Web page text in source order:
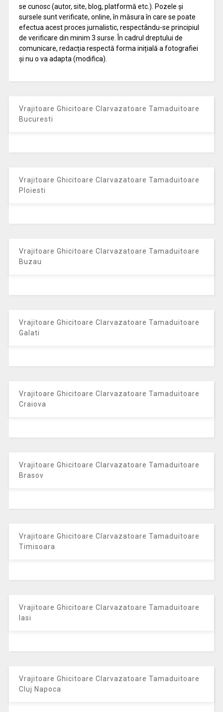
se cunosc (autor, site, blog, platformă etc.). Pozele și
sursele sunt verificate, online, în măsura în care se poate
efectua acest proces jurnalistic, respectându-se principiul
de verificare din minim 3 surse. În cadrul dreptului de
comunicare, redacția respectă forma inițială a fotografiei
și nu o va adapta (modifica).
Vrajitoare Ghicitoare Clarvazatoare Tamaduitoare
Bucuresti
Vrajitoare Ghicitoare Clarvazatoare Tamaduitoare
Ploiesti
Vrajitoare Ghicitoare Clarvazatoare Tamaduitoare
Buzau
Vrajitoare Ghicitoare Clarvazatoare Tamaduitoare
Galati
Vrajitoare Ghicitoare Clarvazatoare Tamaduitoare
Craiova
Vrajitoare Ghicitoare Clarvazatoare Tamaduitoare
Brasov
Vrajitoare Ghicitoare Clarvazatoare Tamaduitoare
Timisoara
Vrajitoare Ghicitoare Clarvazatoare Tamaduitoare
Iasi
Vrajitoare Ghicitoare Clarvazatoare Tamaduitoare
Cluj Napoca